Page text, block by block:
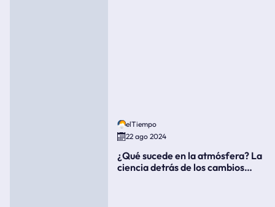
elTiempo
22 ago 2024
¿Qué sucede en la atmósfera? La
ciencia detrás de los cambios